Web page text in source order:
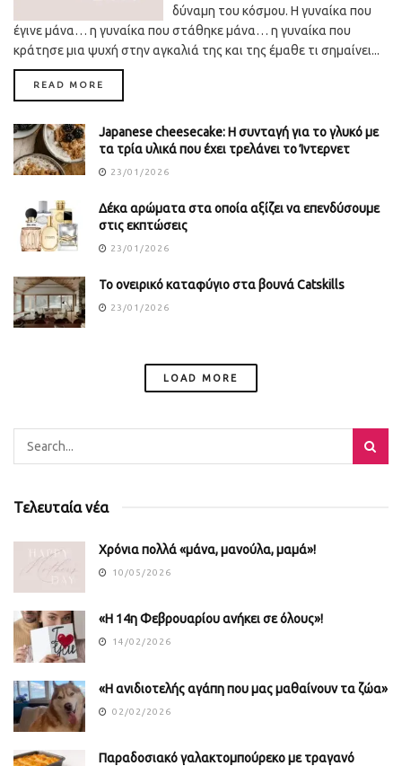
δύναμη του κόσμου. Η γυναίκα που
έγινε μάνα… η γυναίκα που στάθηκε μάνα… η γυναίκα που
κράτησε μια ψυχή στην αγκαλιά της και της έμαθε τι σημαίνει...
READ MORE
Japanese cheesecake: Η συνταγή για το γλυκό με
τα τρία υλικά που έχει τρελάνει το Ίντερνετ
23/01/2026
Δέκα αρώματα στα οποία αξίζει να επενδύσουμε
στις εκπτώσεις
23/01/2026
Το ονειρικό καταφύγιο στα βουνά Catskills
23/01/2026
LOAD MORE
Τελευταία νέα
Χρόνια πολλά «μάνα, μανούλα, μαμά»!
10/05/2026
«Η 14η Φεβρουαρίου ανήκει σε όλους»!
14/02/2026
«Η ανιδιοτελής αγάπη που μας μαθαίνουν τα ζώα»
02/02/2026
Παραδοσιακό γαλακτομπούρεκο με τραγανό